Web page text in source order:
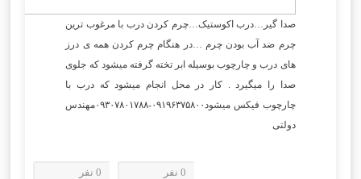
صدا گیر…درب اکوستیک…چرم کردن درب با مرغوب ترین
چرم ضد آب بودن چرم …در هنگام چرم کردن همه ی درز
های درب و چارچوب بوسیله ابر تخته گرفته میشود که جلوی
صدا را میگیرد . کار در محل انجام میشود که درب با
چارچوب فیکس میشود۰۹۱۹۶۳۷۵۸۰۰-۰۹۳۰۷۸۰۱۷۸۸مهندس
دولتی
0 نفر 0 نفر